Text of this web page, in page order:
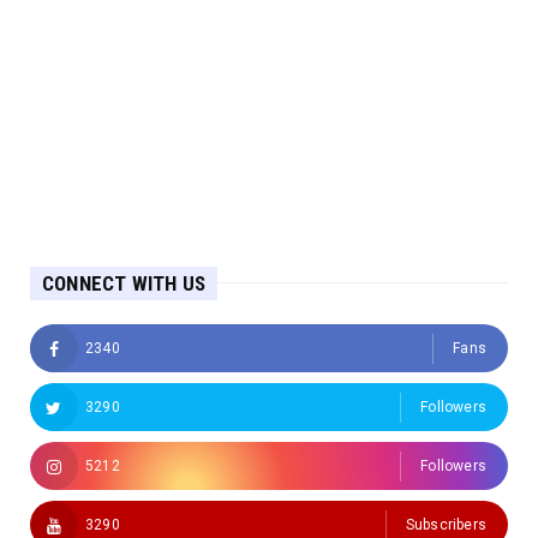
CONNECT WITH US
2340 Fans
3290 Followers
5212 Followers
3290 Subscribers